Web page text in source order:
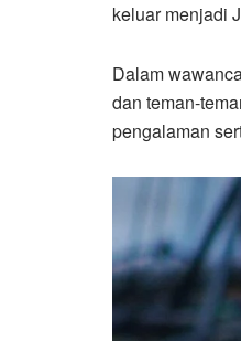
keluar menjadi
Dalam
dan teman-
pengalaman